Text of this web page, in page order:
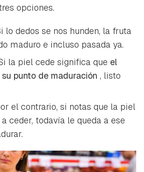
opciones.
lo dedos se nos hunden, la fruta
maduro e incluso pasada ya.
la piel cede significa que el
punto de maduración , listo
el contrario, si notas que la piel
ceder, todavía le queda a ese